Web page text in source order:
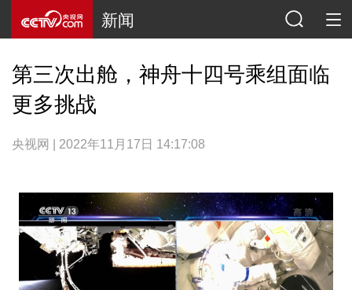
新闻
第三次出舱，神舟十四号乘组面临
更多挑战
央视网 | 2022年11月17日 14:17:08